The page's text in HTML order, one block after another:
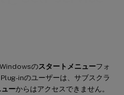
のスタートメニューフォ
inのユーザーは、サブスクラ
ューからはアクセスできません。